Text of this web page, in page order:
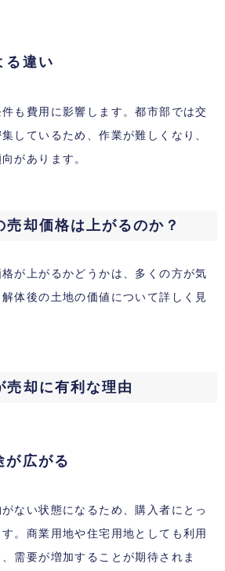
る違い
も費用に影響します。都市部では交
しているため、作業が難しくなり、
があります。
売却価格は上がるのか？
が上がるかどうかは、多くの方が気
体後の土地の価値について詳しく見
売却に有利な理由
が広がる
ない状態になるため、購入者にとっ
。商業用地や住宅用地としても利用
需要が増加することが期待されま